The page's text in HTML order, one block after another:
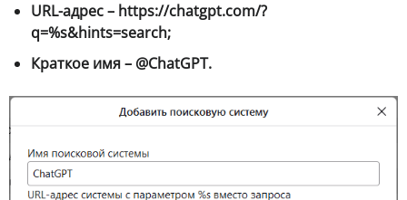
URL-адрес – https://chatgpt.com/?
q=%s&hints=search;
Краткое имя – @ChatGPT.